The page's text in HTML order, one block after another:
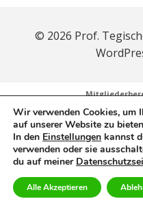
© 2026 Prof.
Wir verwenden Cookies, um
auf unserer Website zu
In den Einstellungen kannst
verwenden oder sie
du auf meiner
Alle Akzeptieren